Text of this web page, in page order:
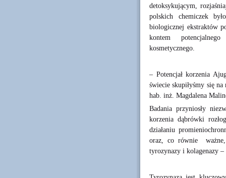
detoksykującym,
polskich chemiczek
biologicznej ekstraktów
kontem
kosmetycznego.
– Potencjał korzenia
świecie skupiłyśmy się
hab. inż. Magdalena
Badania przyniosły
korzenia dąbrówki
działaniu
oraz, co równie ważne,
tyrozynazy i kolagenazy